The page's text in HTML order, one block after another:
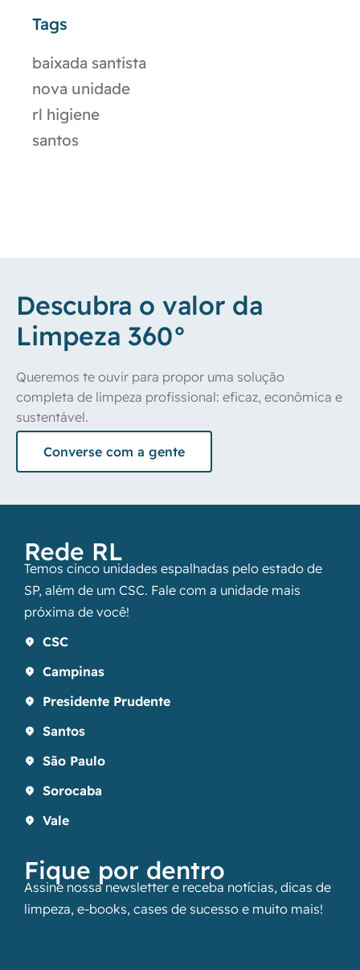
Tags
baixada santista
nova unidade
rl higiene
santos
Descubra o valor da
Limpeza 360°
Queremos te ouvir para propor uma solução
completa de limpeza profissional: eficaz, econômica e
sustentável.
Converse com a gente
Rede RL
Temos cinco unidades espalhadas pelo estado de
SP, além de um CSC. Fale com a unidade mais
próxima de você!
CSC
Campinas
Presidente Prudente
Santos
São Paulo
Sorocaba
Vale
Fique por dentro
Assine nossa newsletter e receba notícias, dicas de
limpeza, e-books, cases de sucesso e muito mais!